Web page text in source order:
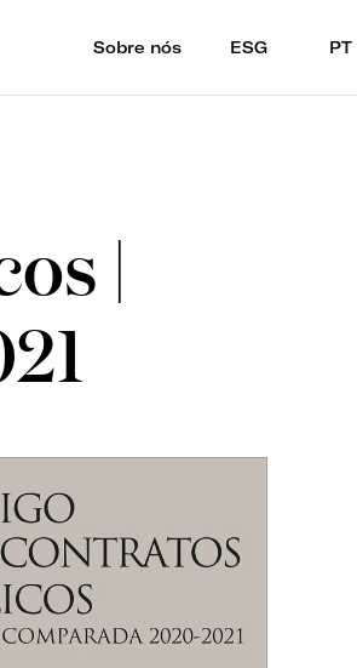
Sobre nós ESG PT
|